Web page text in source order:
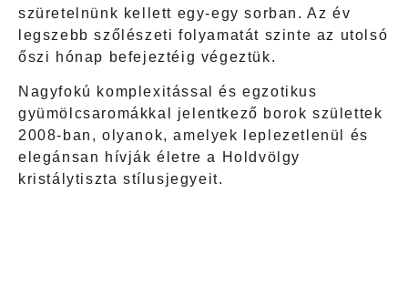
szüretelnünk kellett egy-egy sorban. Az év
legszebb szőlészeti folyamatát szinte az utolsó
őszi hónap befejeztéig végeztük.
Nagyfokú komplexitással és egzotikus
gyümölcsaromákkal jelentkező borok születtek
2008-ban, olyanok, amelyek leplezetlenül és
elegánsan hívják életre a Holdvölgy
kristálytiszta stílusjegyeit.